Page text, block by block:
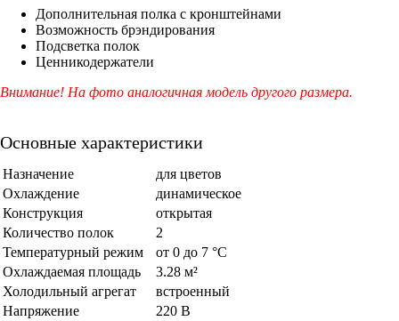
Дополнительная полка с кронштейнами
Возможность брэндирования
Подсветка полок
Ценникодержатели
Внимание! На фото аналогичная модель другого размера.
Основные характеристики
Назначение
для цветов
Охлаждение
динамическое
Конструкция
открытая
Количество полок
2
Температурный режим
от 0 до 7 °C
Охлаждаемая площадь
3.28 м²
Холодильный агрегат
встроенный
Напряжение
220 В